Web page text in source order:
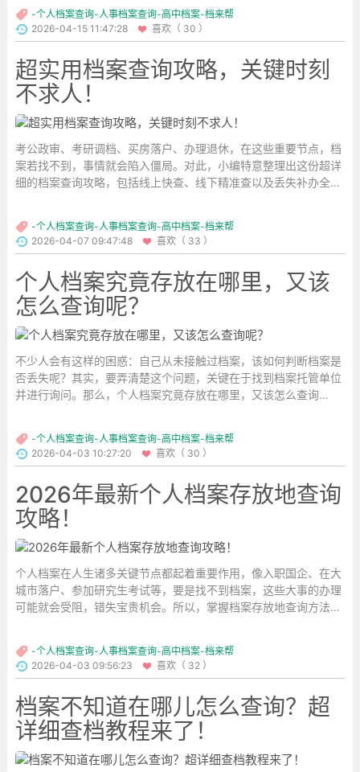
-个人档案查询-人事档案查询-高中档案-档来帮
2026-04-15 11:47:28
喜欢（ 30 ）
超实用档案查询攻略，关键时刻
不求人！
考公政审、考研调档、买房落户、办理退休，在这些重要节点，档
案若找不到，事情就会陷入僵局。对此，小编特意整理出这份超详
细的档案查询攻略，包括线上快查、线下精准查以及丢失补办全流
-个人档案查询-人事档案查询-高中档案-档来帮
2026-04-07 09:47:48
喜欢（ 33 ）
个人档案究竟存放在哪里，又该
怎么查询呢？
不少人会有这样的困惑：自己从未接触过档案，该如何判断档案是
否丢失呢？其实，要弄清楚这个问题，关键在于找到档案托管单位
并进行询问。那么，个人档案究竟存放在哪里，又该怎么查询
-个人档案查询-人事档案查询-高中档案-档来帮
2026-04-03 10:27:20
喜欢（ 30 ）
2026年最新个人档案存放地查询
攻略！
个人档案在人生诸多关键节点都起着重要作用，像入职国企、在大
城市落户、参加研究生考试等，要是找不到档案，这些大事的办理
可能就会受阻，错失宝贵机会。所以，掌握档案存放地查询方法十
-个人档案查询-人事档案查询-高中档案-档来帮
2026-04-03 09:56:23
喜欢（ 32 ）
档案不知道在哪儿怎么查询？超
详细查档教程来了！